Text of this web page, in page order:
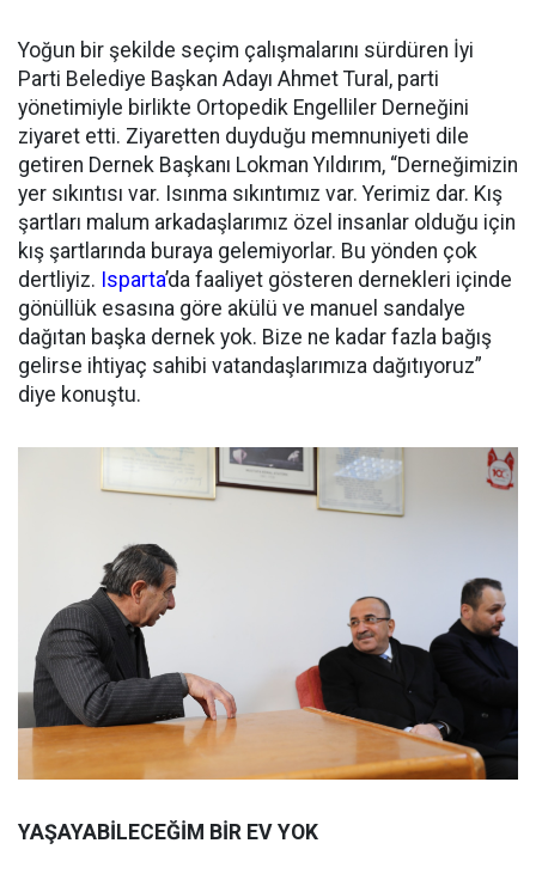
Yoğun bir şekilde seçim çalışmalarını sürdüren İyi
Parti Belediye Başkan Adayı Ahmet Tural, parti
yönetimiyle birlikte Ortopedik Engelliler Derneğini
ziyaret etti. Ziyaretten duyduğu memnuniyeti dile
getiren Dernek Başkanı Lokman Yıldırım, “Derneğimizin
yer sıkıntısı var. Isınma sıkıntımız var. Yerimiz dar. Kış
şartları malum arkadaşlarımız özel insanlar olduğu için
kış şartlarında buraya gelemiyorlar. Bu yönden çok
dertliyiz. Isparta’da faaliyet gösteren dernekleri içinde
gönüllük esasına göre akülü ve manuel sandalye
dağıtan başka dernek yok. Bize ne kadar fazla bağış
gelirse ihtiyaç sahibi vatandaşlarımıza dağıtıyoruz”
diye konuştu.
YAŞAYABİLECEĞİM BİR EV YOK